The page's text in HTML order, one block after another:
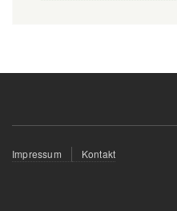
Fußzeilenmenü
Impressum Kontakt